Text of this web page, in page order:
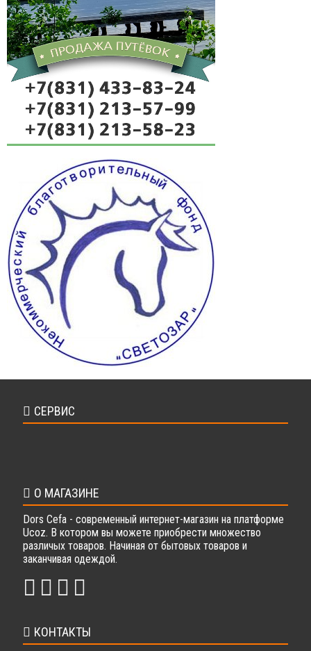
СЕРВИС
О МАГАЗИНЕ
Dors Cefa - современный интернет-магазин на платформе
Ucoz. В котором вы можете приобрести множество
различых товаров. Начиная от бытовых товаров и
заканчивая одеждой.
КОНТАКТЫ